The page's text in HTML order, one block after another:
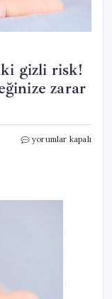
gizli risk!
zarar
Yenidoğan
pozisyonu”
yorumlar kapalı